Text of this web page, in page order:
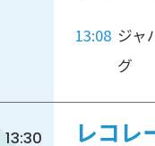
13:08 ジャ
グ
13:30
レコレ